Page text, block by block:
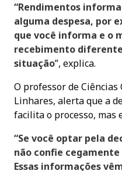
“Rendimentos
alguma despesa, por
que você informa e o
recebimento
situação”, explica.
O professor de Ciências
Linhares, alerta que a
facilita o processo, mas
“Se você optar pela
não confie
Essas informações